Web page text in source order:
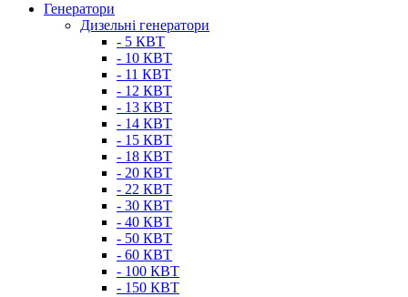
Генератори
Дизельні генератори
- 5 КВТ
- 10 КВТ
- 11 КВТ
- 12 КВТ
- 13 КВТ
- 14 КВТ
- 15 КВТ
- 18 КВТ
- 20 КВТ
- 22 КВТ
- 30 КВТ
- 40 КВТ
- 50 КВТ
- 60 КВТ
- 100 КВТ
- 150 КВТ